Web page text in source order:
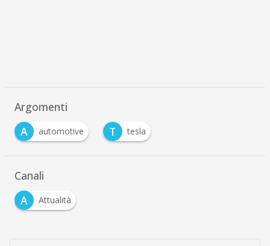
Argomenti
A
automotive T tesla
Canali
A
Attualità